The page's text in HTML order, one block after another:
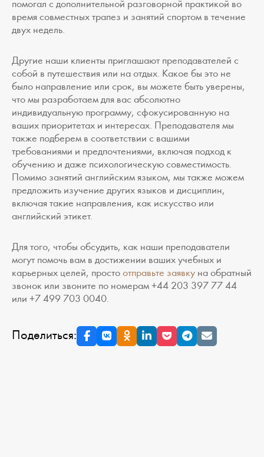
помогал с дополнительной разговорной практикой во
время совместных трапез и занятий спортом в течение
двух недель.
Другие наши клиенты приглашают преподавателей с
собой в путешествия или на отдых. Какое бы это не
было направление или срок, вы можете быть уверены,
что мы разработаем для вас абсолютно
индивидуальную программу, сфокусированную на
ваших приоритетах и интересах. Преподавателя мы
также подберем в соответствии с вашими
требованиями и предпочтениями, включая подход к
обучению и даже психологическую совместимость.
Помимо занятий английским языком, мы также можем
предложить изучение других языков и дисциплин,
включая такие направления, как искусство или
английский этикет.
Для того, чтобы обсудить, как наши преподаватели
могут помочь вам в достижении ваших учебных и
карьерных целей, просто отправьте заявку на обратный
звонок или звоните по номерам +44 203 397 77 44
или +7 499 703 0040.
Поделиться: